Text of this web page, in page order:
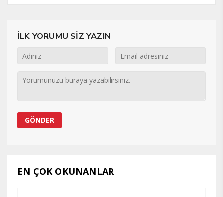
İLK YORUMU SİZ YAZIN
EN ÇOK OKUNANLAR